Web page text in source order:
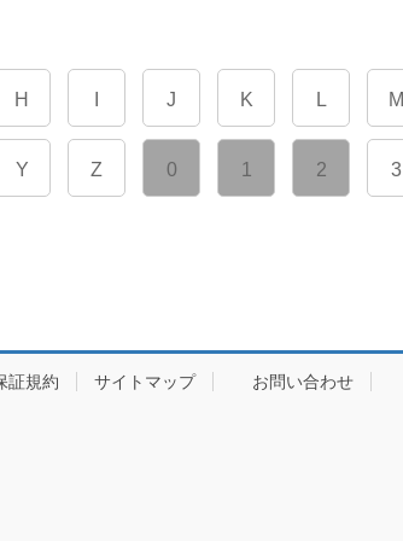
H J K L M
Y Z 0 1 2 3
証規約 サイトマップ お問い合わせ